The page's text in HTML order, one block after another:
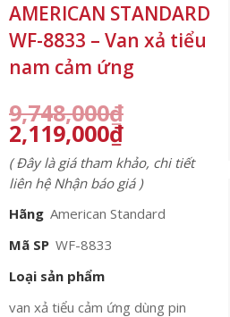
AMERICAN STANDARD
WF-8833 – Van xả tiểu
nam cảm ứng
9,748,000₫
2,119,000₫
( Đây là giá tham khảo, chi tiết
liên hệ Nhận báo giá )
Hãng American Standard
Mã SP WF-8833
Loại sản phẩm
van xả tiểu cảm ứng dùng pin